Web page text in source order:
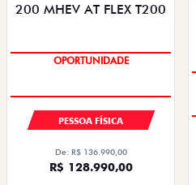
OPORTUNIDADE
PESSOA FÍSICA
De: R$ 136.990,00
R$ 128.990,00